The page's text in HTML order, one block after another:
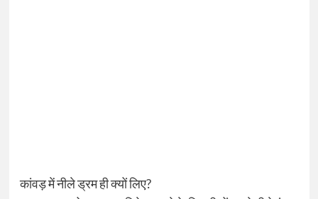
कांवड़ में नीले ड्रम ही क्यों लिए?